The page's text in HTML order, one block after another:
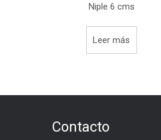
Niple 6 cms
Leer más
Contacto